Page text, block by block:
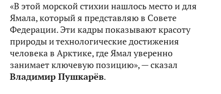
«В этой морской стихии нашлось место и для
Ямала, который я представляю в Совете
Федерации. Эти кадры показывают красоту
природы и технологические достижения
человека в Арктике, где Ямал уверенно
занимает ключевую позицию», — сказал
Владимир Пушкарёв.